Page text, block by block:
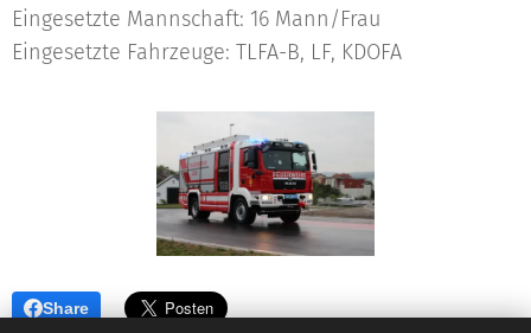
Eingesetzte Mannschaft: 16 Mann/Frau
Eingesetzte Fahrzeuge: TLFA-B, LF, KDOFA
Share